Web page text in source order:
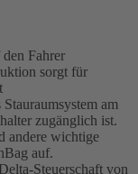
Fahrer
sorgt für
am
zugänglich ist.
andere wichtige
auf.
Steuerschaft von